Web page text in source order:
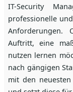
IT-Security
professionelle
Anforderungen.
Auftritt, eine
nutzen lernen
nach gängigen
mit den